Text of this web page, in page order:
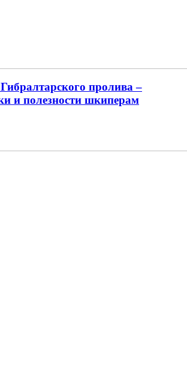
пролива –
и полезности шкиперам